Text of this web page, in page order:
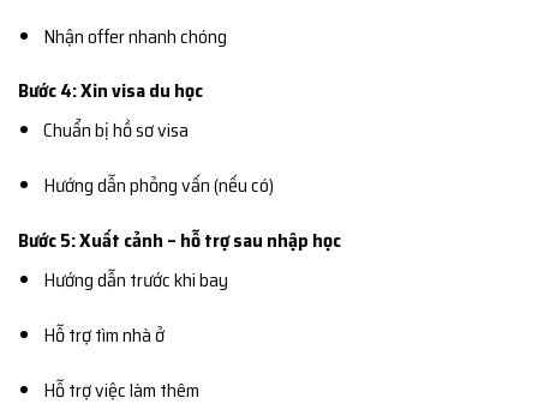
Nhận offer nhanh chóng
Bước 4: Xin visa du học
Chuẩn bị hồ sơ visa
Hướng dẫn phỏng vấn (nếu có)
Bước 5: Xuất cảnh – hỗ trợ sau nhập học
Hướng dẫn trước khi bay
Hỗ trợ tìm nhà ở
Hỗ trợ việc làm thêm